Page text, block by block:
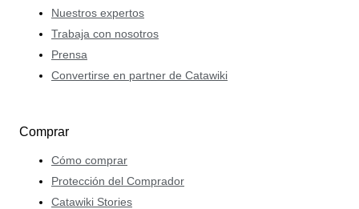
Nuestros expertos
Trabaja con nosotros
Prensa
Convertirse en partner de Catawiki
Comprar
Cómo comprar
Protección del Comprador
Catawiki Stories